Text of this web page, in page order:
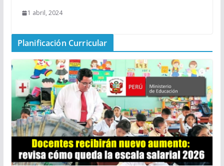
1 abril, 2024
Planificación Curricular